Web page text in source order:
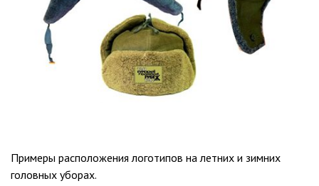
Примеры расположения логотипов на летних и зимних
головных уборах.